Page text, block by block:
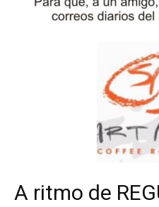
A ritmo de